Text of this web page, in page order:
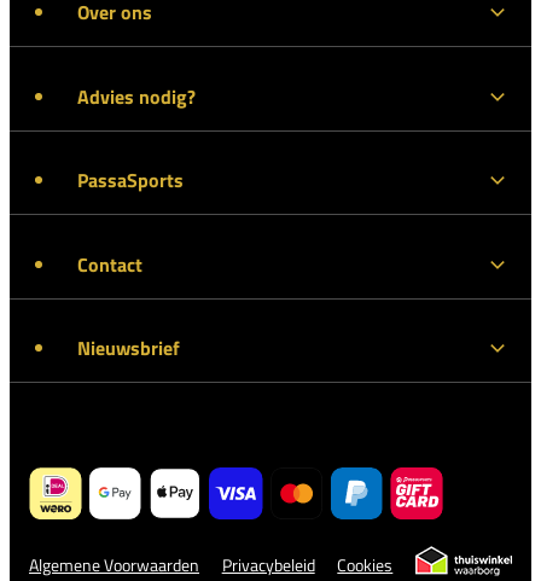
Over ons
Advies nodig?
PassaSports
Contact
Nieuwsbrief
Algemene Voorwaarden Privacybeleid Cookies